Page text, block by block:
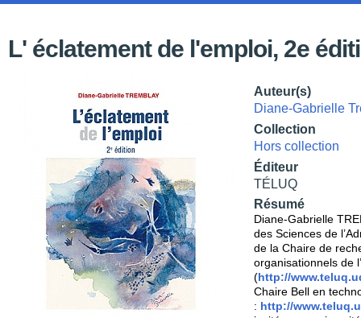
L' éclatement de l'emploi, 2e
Auteur(s)
Diane-Gabrielle
Collection
Hors collection
Éditeur
TÉLUQ
Résumé
Diane-Gabrielle
des Sciences de
de la Chaire de
organisationnels de
( http://
Chaire Bell en
: http://